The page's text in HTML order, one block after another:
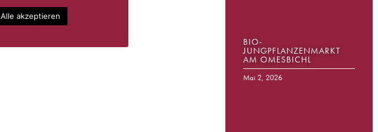
BIO-
JUNGPFLANZENMARKT
AM OMESBICHL
Mai 2, 2026
Alle akzeptieren